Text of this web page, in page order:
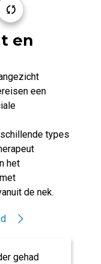
en
een
types
het
de nek.
gehad